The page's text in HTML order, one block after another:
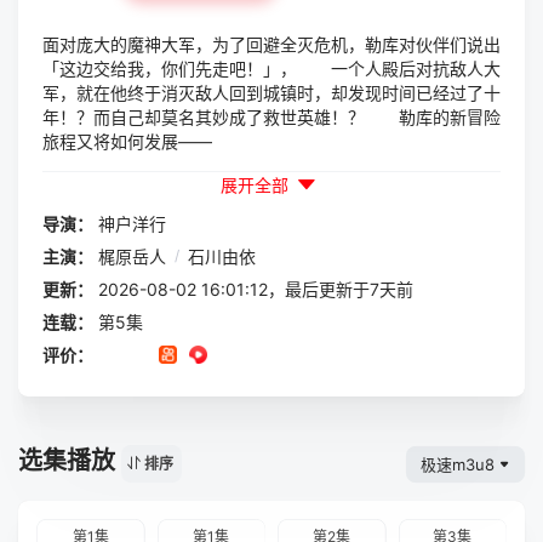
面对庞大的魔神大军，为了回避全灭危机，勒库对伙伴们说出
「这边交给我，你们先走吧！」， 一个人殿后对抗敌人大
军，就在他终于消灭敌人回到城镇时，却发现时间已经过了十
年！？而自己却莫名其妙成了救世英雄！？ 勒库的新冒险
旅程又将如何发展——
展开全部
导演：
神户洋行
主演：
梶原岳人 / 石川由依
更新：
2026-08-02 16:01:12，最后更新于7天前
连载：
第5集
评价：
选集播放 排序 极速m3u8
第1集 第1集 第2集 第3集